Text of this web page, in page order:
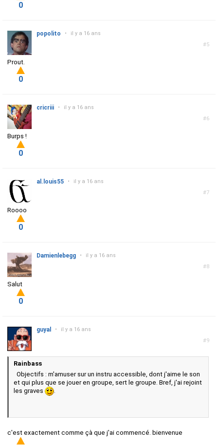
0
#5
popolito • il y a 16 ans
Prout.
0
#6
cricriii • il y a 16 ans
Burps !
0
#7
al.louis55 • il y a 16 ans
Roooo
0
#8
Damienlebegg • il y a 16 ans
Salut
0
#9
guyal • il y a 16 ans
Rainbass
Objectifs : m'amuser sur un instru accessible, dont j'aime le son
et qui plus que se jouer en groupe, sert le groupe. Bref, j'ai rejoint
les graves
.
c'est exactement comme çà que j'ai commencé. bienvenue